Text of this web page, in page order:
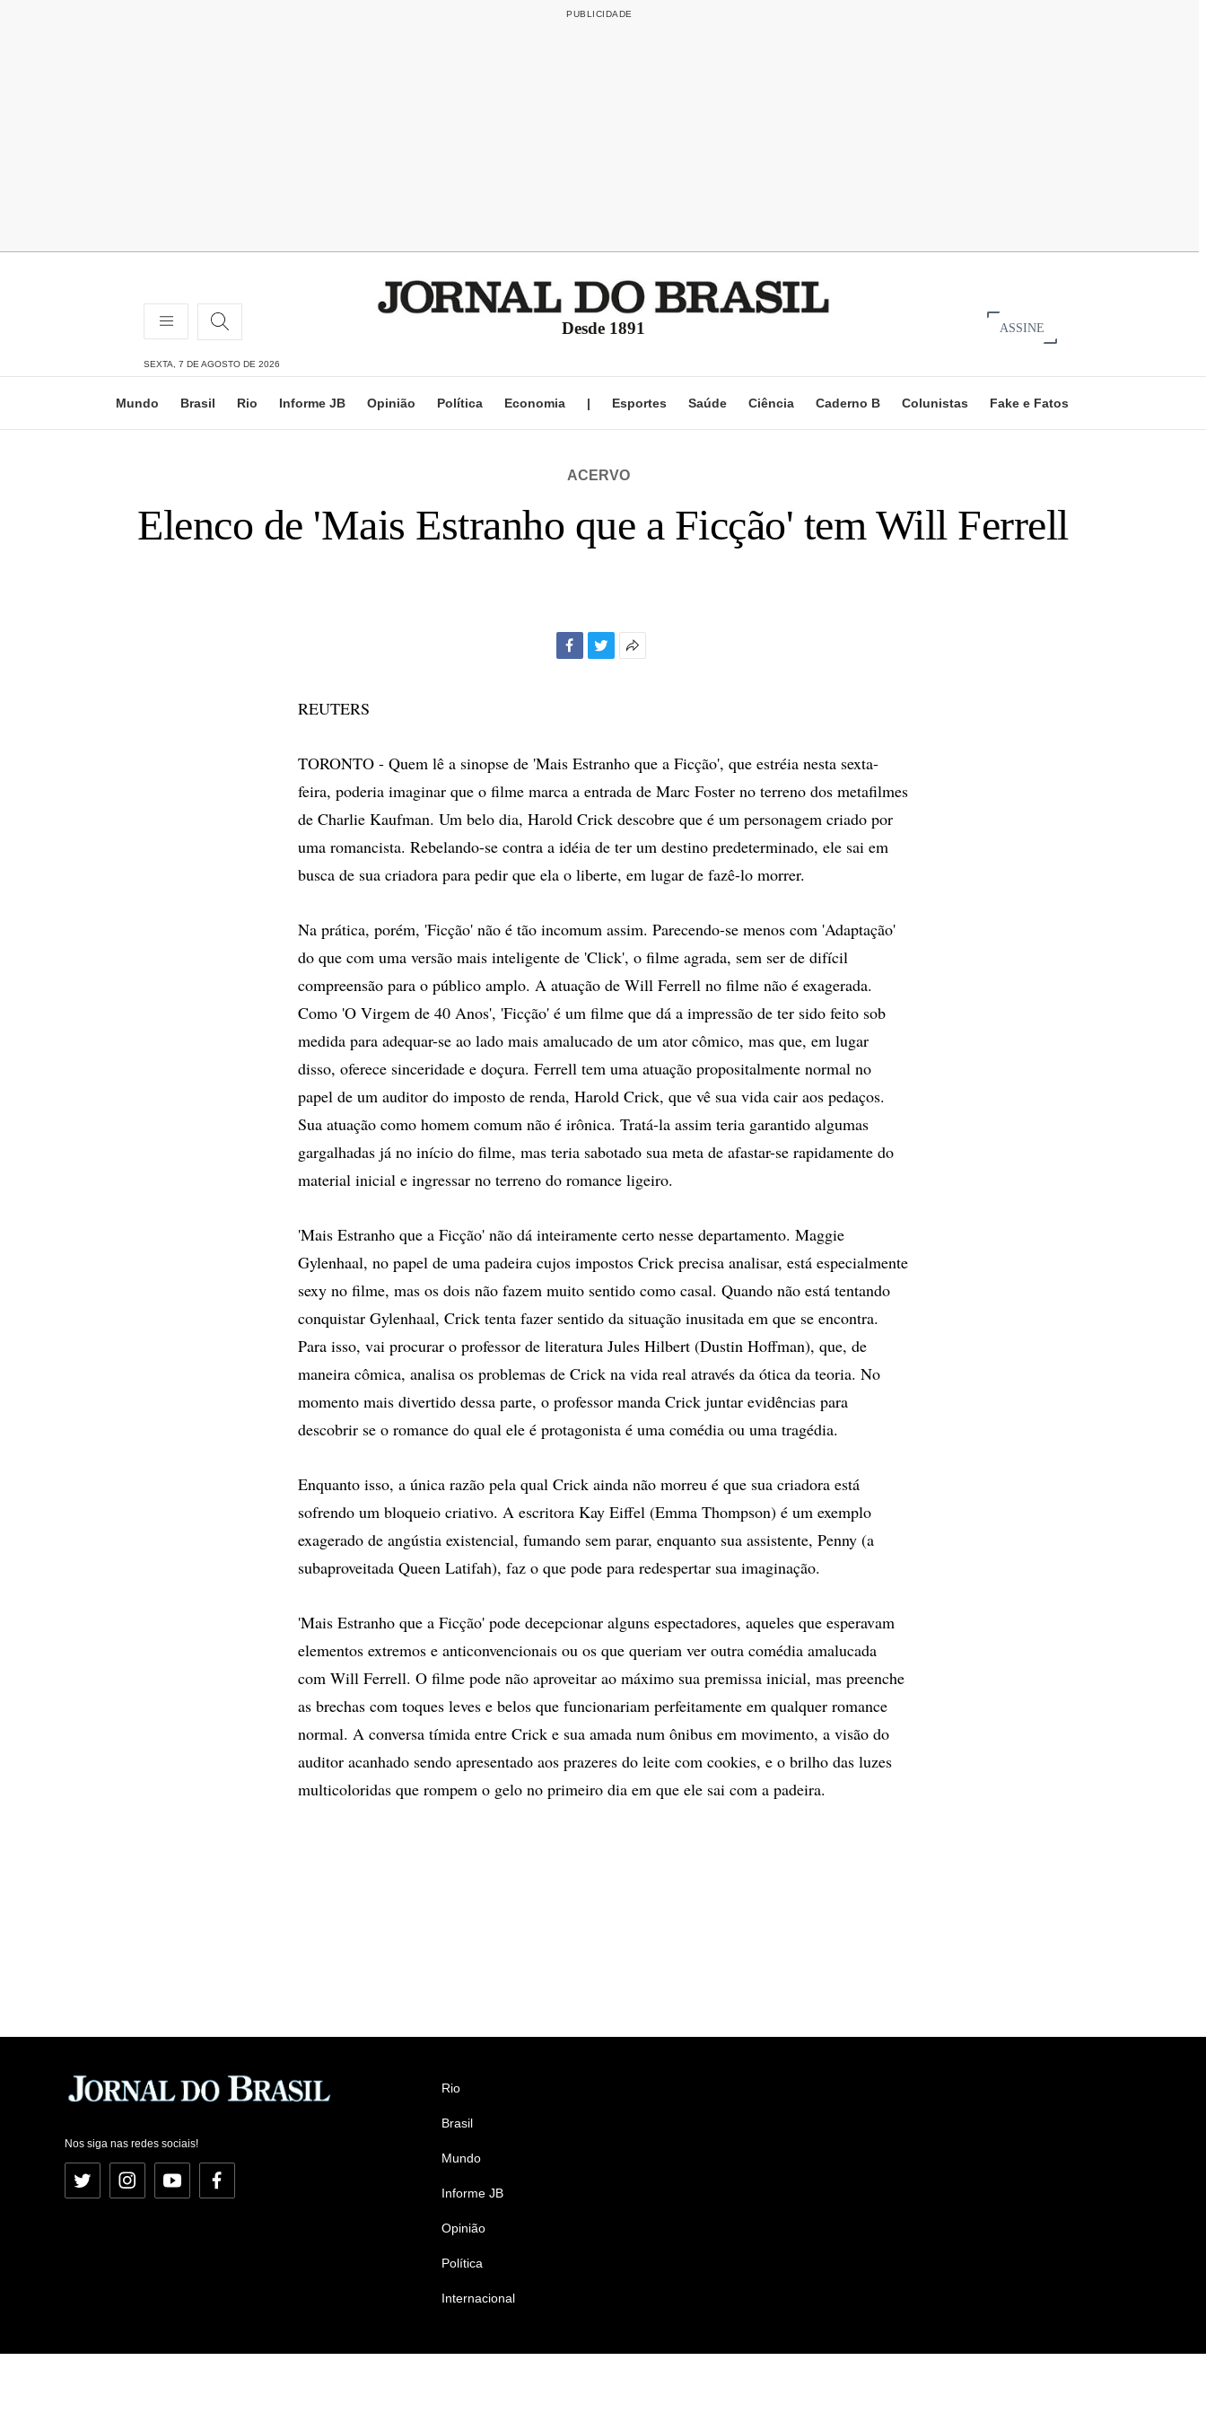
Desde 1891 ASSINE
SEXTA, 7 DE AGOSTO DE 2026
Mundo Brasil Rio Informe JB Opinião Política Economia | Esportes Saúde Ciência Caderno B Colunistas Fake e Fatos
ACERVO
Elenco de 'Mais Estranho que a Ficção' tem Will Ferrell
REUTERS
TORONTO - Quem lê a sinopse de 'Mais Estranho que a Ficção', que estréia nesta sexta-
feira, poderia imaginar que o filme marca a entrada de Marc Foster no terreno dos metafilmes
de Charlie Kaufman. Um belo dia, Harold Crick descobre que é um personagem criado por
uma romancista. Rebelando-se contra a idéia de ter um destino predeterminado, ele sai em
busca de sua criadora para pedir que ela o liberte, em lugar de fazê-lo morrer.
Na prática, porém, 'Ficção' não é tão incomum assim. Parecendo-se menos com 'Adaptação'
do que com uma versão mais inteligente de 'Click', o filme agrada, sem ser de difícil
compreensão para o público amplo. A atuação de Will Ferrell no filme não é exagerada.
Como 'O Virgem de 40 Anos', 'Ficção' é um filme que dá a impressão de ter sido feito sob
medida para adequar-se ao lado mais amalucado de um ator cômico, mas que, em lugar
disso, oferece sinceridade e doçura. Ferrell tem uma atuação propositalmente normal no
papel de um auditor do imposto de renda, Harold Crick, que vê sua vida cair aos pedaços.
Sua atuação como homem comum não é irônica. Tratá-la assim teria garantido algumas
gargalhadas já no início do filme, mas teria sabotado sua meta de afastar-se rapidamente do
material inicial e ingressar no terreno do romance ligeiro.
'Mais Estranho que a Ficção' não dá inteiramente certo nesse departamento. Maggie
Gylenhaal, no papel de uma padeira cujos impostos Crick precisa analisar, está especialmente
sexy no filme, mas os dois não fazem muito sentido como casal. Quando não está tentando
conquistar Gylenhaal, Crick tenta fazer sentido da situação inusitada em que se encontra.
Para isso, vai procurar o professor de literatura Jules Hilbert (Dustin Hoffman), que, de
maneira cômica, analisa os problemas de Crick na vida real através da ótica da teoria. No
momento mais divertido dessa parte, o professor manda Crick juntar evidências para
descobrir se o romance do qual ele é protagonista é uma comédia ou uma tragédia.
Enquanto isso, a única razão pela qual Crick ainda não morreu é que sua criadora está
sofrendo um bloqueio criativo. A escritora Kay Eiffel (Emma Thompson) é um exemplo
exagerado de angústia existencial, fumando sem parar, enquanto sua assistente, Penny (a
subaproveitada Queen Latifah), faz o que pode para redespertar sua imaginação.
'Mais Estranho que a Ficção' pode decepcionar alguns espectadores, aqueles que esperavam
elementos extremos e anticonvencionais ou os que queriam ver outra comédia amalucada
com Will Ferrell. O filme pode não aproveitar ao máximo sua premissa inicial, mas preenche
as brechas com toques leves e belos que funcionariam perfeitamente em qualquer romance
normal. A conversa tímida entre Crick e sua amada num ônibus em movimento, a visão do
auditor acanhado sendo apresentado aos prazeres do leite com cookies, e o brilho das luzes
multicoloridas que rompem o gelo no primeiro dia em que ele sai com a padeira.
Nos siga nas redes sociais!
Twitter InstagramYouTubeFacebook
Rio
Brasil
Mundo
Informe JB
Opinião
Política
Internacional